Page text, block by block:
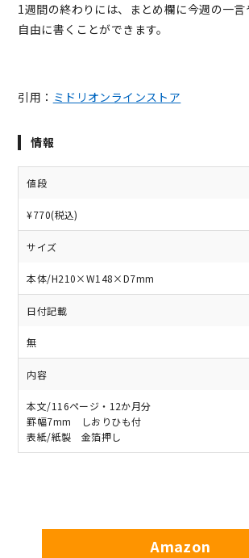
1週間の終わりには、まとめ欄に今週の一
自由に書くことができます。
引用： ミドリオンラインストア
情報
値段
¥770(税込)
サイズ
本体/H210×W148×D7mm
日付記載
無
内容
本文/116ページ・12か月分
罫幅7mm しおりひも付
表紙/紙製 金箔押し
Amazon